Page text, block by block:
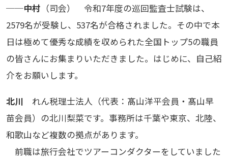
──中村 （司会） 令和7年度の巡回監査士試験は、
2579名が受験し、537名が合格されました。その中で本
日は極めて優秀な成績を収められた全国トップ5の職員
の皆さんにお集まりいただきました。はじめに、自己紹
介をお願いします。
北川 れん税理士法人（代表：髙山洋平会員・髙山早
苗会員）の北川梨菜です。事務所は千葉や東京、北陸、
和歌山など複数の拠点があります。
前職は旅行会社でツアーコンダクターをしていました